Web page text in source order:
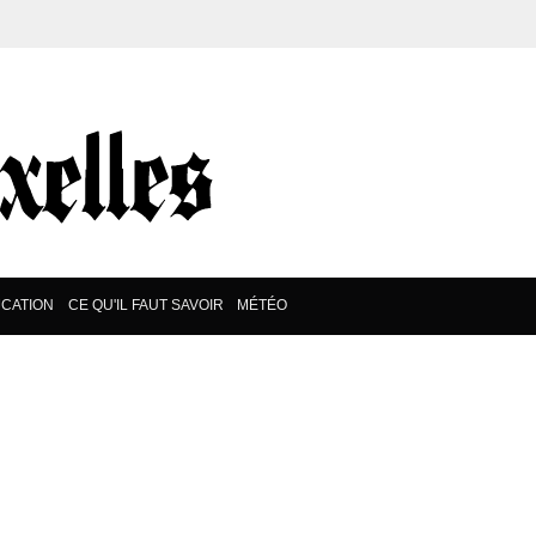
CE QU'IL FAUT SAVOIR MÉTÉO